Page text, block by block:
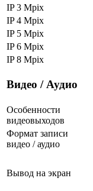
IP 3 Mpix
IP 4 Mpix
IP 5 Mpix
IP 6 Mpix
IP 8 Mpix
Видео / Аудио
Особенности
видеовыходов
Формат записи
видео / аудио
Вывод на экран